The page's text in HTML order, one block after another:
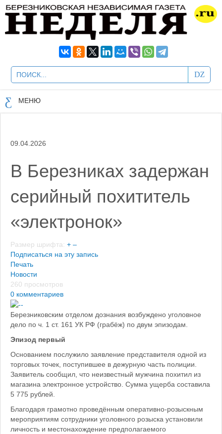
МЕНЮ
09.04.2026
В Березниках задержан
серийный похититель
«электронок»
Размер шрифта: + –
Подписаться на эту запись
Печать
Новости
260 просмотров
0 комментариев
Березниковским отделом дознания возбуждено уголовное
дело по ч. 1 ст. 161 УК РФ (грабёж) по двум эпизодам.
Эпизод первый
Основанием послужило заявление представителя одной из
торговых точек, поступившее в дежурную часть полиции.
Заявитель сообщил, что неизвестный мужчина похитил из
магазина электронное устройство. Сумма ущерба составила
5 775 рублей.
Благодаря грамотно проведённым оперативно-розыскным
мероприятиям сотрудники уголовного розыска установили
личность и местонахождение предполагаемого